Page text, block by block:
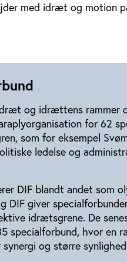
med idræt og motion
og idrættens rammer
for 62
som for eksempel
ledelse og
DIF blandt andet som
DIF giver
idrætsgrene. De
specialforbund, hvor en
og større